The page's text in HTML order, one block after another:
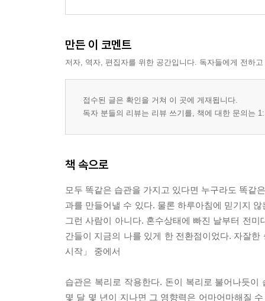
만든 이 코멘트
저자, 역자, 편집자를 위한 공간입니다. 독자들에게 전하
접수된 글은 확인을 거쳐 이 곳에 게재됩니다.
독자 분들의 리뷰는 리뷰 쓰기를, 책에 대한 문의는
책 속으로
모두 똑같은 습관을 가지고 있다면 누구라도 똑같
과를 만들어낼 수 있다. 물론 하루아침에 믿기지
그런 사람이 아니다. 혼수상태에 빠진 날부터 전
간들이 지금의 나를 있게 한 전환점이었다. 자잘
시작」 중에서
습관은 복리로 작용한다. 돈이 복리로 불어나듯
몇 달 몇 년이 지나면 그 영향력은 어마어마해질